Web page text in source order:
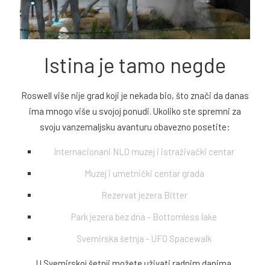
Istina je tamo negde
Roswell više nije grad koji je nekada bio, što znači da danas
ima mnogo više u svojoj ponudi. Ukoliko ste spremni za
svoju vanzemaljsku avanturu obavezno posetite:
Internacionani NLO muzej i istraživački centar
Muzej i umetnički centar grada
Rezervat jezera Bitter
Park jezera bez dna - Bottomless lake
Svemirska šetnja - UFO Spacewalk